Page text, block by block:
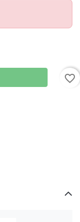
favorite_border